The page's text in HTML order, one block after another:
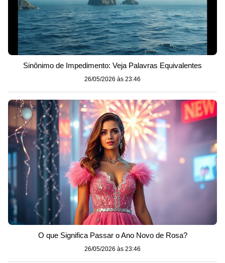
Sinônimo de Impedimento: Veja Palavras Equivalentes
26/05/2026 às 23:46
O que Significa Passar o Ano Novo de Rosa?
26/05/2026 às 23:46